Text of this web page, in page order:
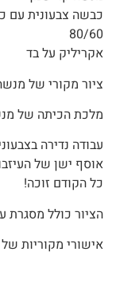
כבשה צבעונית עם
80/60
אקריליק על בד
ציור מקורי של
מלכת הכיתה של
עבודה נדירה
אוסף ישן של
כל הקודם זוכה!
הציור כולל מסגרת
אישורי מקוריות